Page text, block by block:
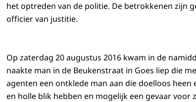
het optreden van de politie. De betrokkenen zijn
officier van justitie.
Op zaterdag 20 augustus 2016 kwam in de
naakte man in de Beukenstraat in Goes liep die
agenten een ontklede man aan die doelloos
en holle blik hebben en mogelijk een gevaar